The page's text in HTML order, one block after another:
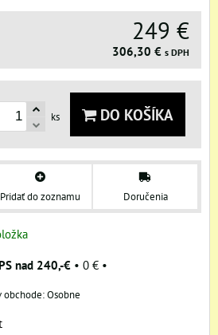
249 €
306,30 € s DPH
ks DO KOŠÍKA
Pridať do zoznamu Doručenia
nad 240,-€ • 0 € •
Osobne